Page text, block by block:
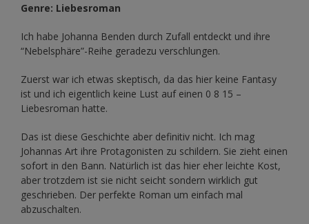
Genre: Liebesroman
Ich habe Johanna Benden durch Zufall entdeckt und ihre
“Nebelsphäre”-Reihe geradezu verschlungen.
Zuerst war ich etwas skeptisch, da das hier keine Fantasy
ist und ich eigentlich keine Lust auf einen 0 8 15 –
Liebesroman hatte.
Das ist diese Geschichte aber definitiv nicht. Ich mag
Johannas Art ihre Protagonisten zu schildern. Sie zieht einen
sofort in den Bann. Natürlich ist das hier eher leichte Kost,
aber trotzdem ist sie nicht seicht sondern wirklich gut
geschrieben. Der perfekte Roman um einfach mal
abzuschalten.